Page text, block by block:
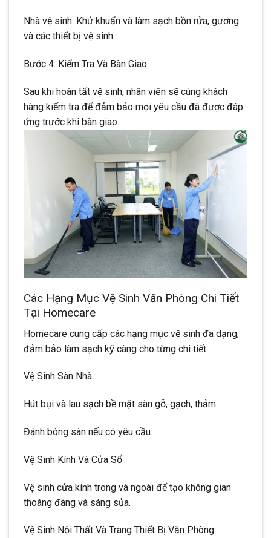
Nhà vệ sinh: Khử khuẩn và làm sạch bồn rửa, gương
và các thiết bị vệ sinh.
Bước 4: Kiểm Tra Và Bàn Giao
Sau khi hoàn tất vệ sinh, nhân viên sẽ cùng khách
hàng kiểm tra để đảm bảo mọi yêu cầu đã được đáp
ứng trước khi bàn giao.
Các Hạng Mục Vệ Sinh Văn Phòng Chi Tiết
Tại Homecare
Homecare cung cấp các hạng mục vệ sinh đa dạng,
đảm bảo làm sạch kỹ càng cho từng chi tiết:
Vệ Sinh Sàn Nhà
Hút bụi và lau sạch bề mặt sàn gỗ, gạch, thảm.
Đánh bóng sàn nếu có yêu cầu.
Vệ Sinh Kính Và Cửa Sổ
Vệ sinh cửa kính trong và ngoài để tạo không gian
thoáng đãng và sáng sủa.
Vệ Sinh Nội Thất Và Trang Thiết Bị Văn Phòng